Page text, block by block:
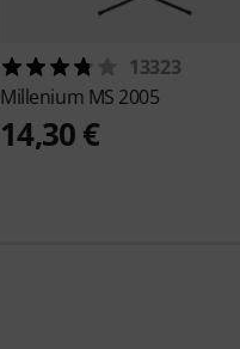
13323
Millenium MS 2005
14,30 €